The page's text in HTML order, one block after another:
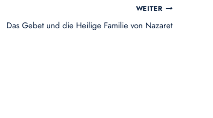
WEITER
Das Gebet und die Heilige Familie von Nazaret